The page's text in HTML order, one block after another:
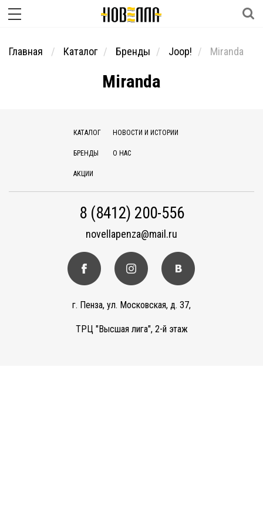
Главная Каталог Бренды Joop! Miranda
Miranda
КАТАЛОГ
БРЕНДЫ
АКЦИИ
НОВОСТИ И ИСТОРИИ
О НАС
8 (8412) 200-556
novellapenza@mail.ru
г. Пенза, ул. Московская, д. 37,
ТРЦ "Высшая лига", 2-й этаж